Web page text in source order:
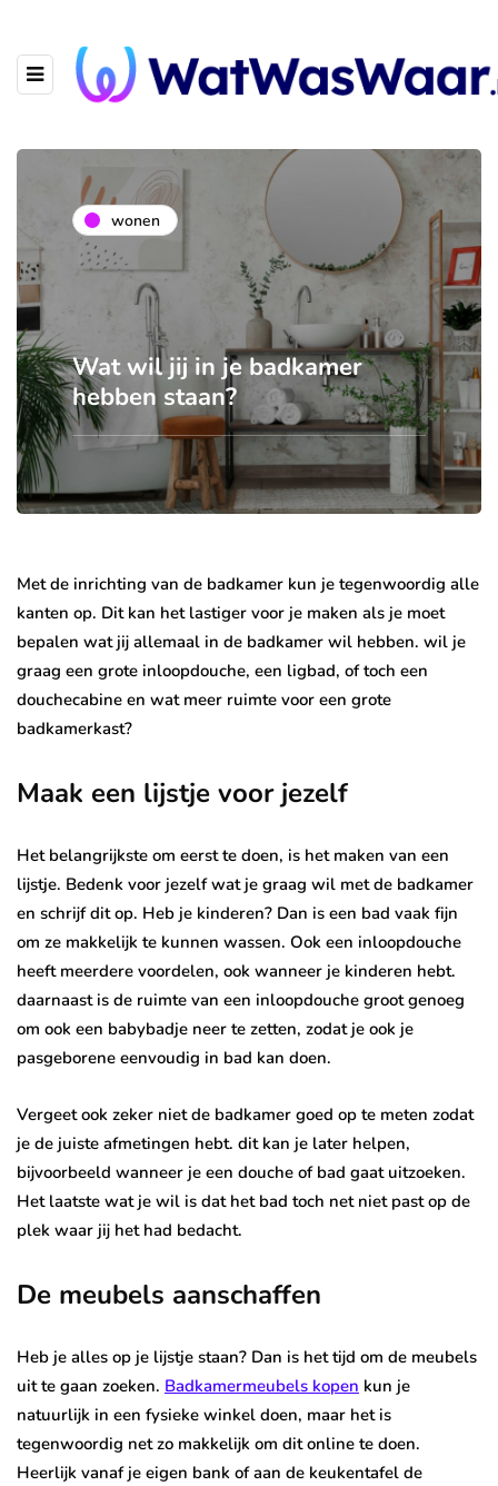
wonen
Wat wil jij in je badkamer
hebben staan?
Met de inrichting van de badkamer kun je tegenwoordig alle
kanten op. Dit kan het lastiger voor je maken als je moet
bepalen wat jij allemaal in de badkamer wil hebben. wil je
graag een grote inloopdouche, een ligbad, of toch een
douchecabine en wat meer ruimte voor een grote
badkamerkast?
Maak een lijstje voor jezelf
Het belangrijkste om eerst te doen, is het maken van een
lijstje. Bedenk voor jezelf wat je graag wil met de badkamer
en schrijf dit op. Heb je kinderen? Dan is een bad vaak fijn
om ze makkelijk te kunnen wassen. Ook een inloopdouche
heeft meerdere voordelen, ook wanneer je kinderen hebt.
daarnaast is de ruimte van een inloopdouche groot genoeg
om ook een babybadje neer te zetten, zodat je ook je
pasgeborene eenvoudig in bad kan doen.
Vergeet ook zeker niet de badkamer goed op te meten zodat
je de juiste afmetingen hebt. dit kan je later helpen,
bijvoorbeeld wanneer je een douche of bad gaat uitzoeken.
Het laatste wat je wil is dat het bad toch net niet past op de
plek waar jij het had bedacht.
De meubels aanschaffen
Heb je alles op je lijstje staan? Dan is het tijd om de meubels
uit te gaan zoeken. Badkamermeubels kopen kun je
natuurlijk in een fysieke winkel doen, maar het is
tegenwoordig net zo makkelijk om dit online te doen.
Heerlijk vanaf je eigen bank of aan de keukentafel de